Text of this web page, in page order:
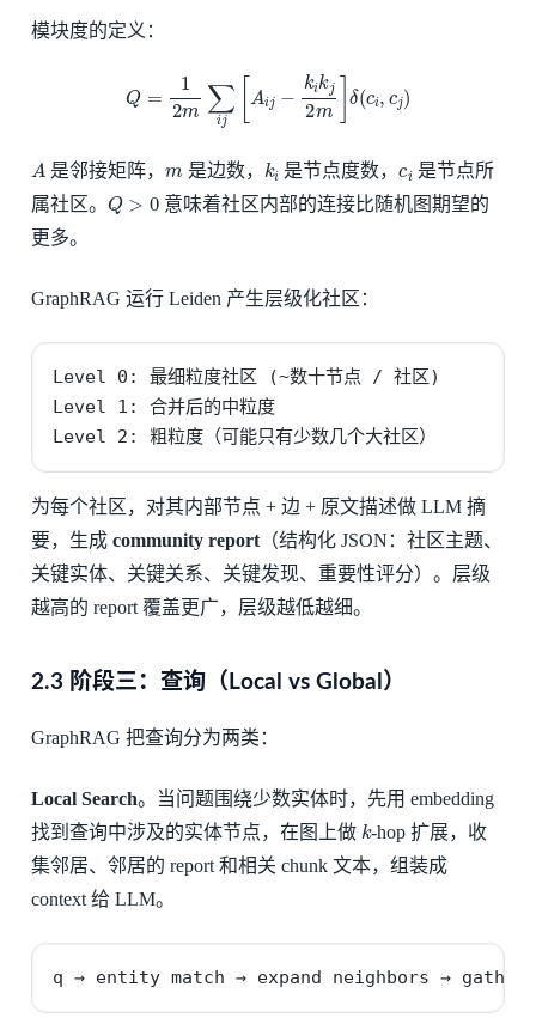
模块度的定义：
2m Ai 2 m δ
A 是邻接矩阵， 是边数， k 是节点度数，
是节点所
属社区。
Q>
意味着社区内部的连接比随机图期望的
更多。
GraphRAG 运行 Leiden 产生层级化社区：
Level 0: 最细粒度社区 (~数十节点 / 社区)
Level 1: 合并后的中粒度
Level 2: 粗粒度（可能只有少数几个大社区）
为每个社区，对其内部节点 + 边 + 原文描述做 LLM 摘
要，生成 community report（结构化 JSON：社区主题、
关键实体、关键关系、关键发现、重要性评分）。层级
越高的 report 覆盖更广，层级越低越细。
2.3 阶段三：查询（Local vs Global）
GraphRAG 把查询分为两类：
Local Search。当问题围绕少数实体时，先用 embedding
找到查询中涉及的实体节点，在图上做 k-hop 扩展，收
集邻居、邻居的 report 和相关 chunk 文本，组装成
context 给 LLM。
q → entity match → expand neighbors → gather